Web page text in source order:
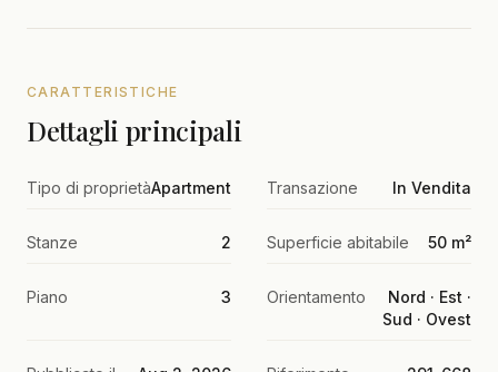
CARATTERISTICHE
Dettagli principali
Tipo di proprietàApartment Transazione In Vendita
Stanze 2 Superficie abitabile 50 m²
Piano 3 Orientamento
Nord · Est ·
Sud · Ovest